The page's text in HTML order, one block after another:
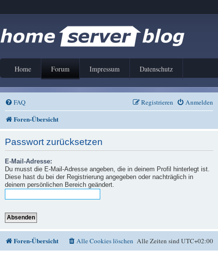
Home Forum Impressum Datenschutz
FAQ Anmelden
Registrieren
Foren-Übersicht
Passwort zurücksetzen
E-Mail-Adresse:
Du musst die E-Mail-Adresse angeben, die in deinem Profil hinterlegt ist.
Diese hast du bei der Registrierung angegeben oder nachträglich in
deinem persönlichen Bereich geändert.
Foren-Übersicht Alle Zeiten sindUTC+02:00
Alle Cookies löschen